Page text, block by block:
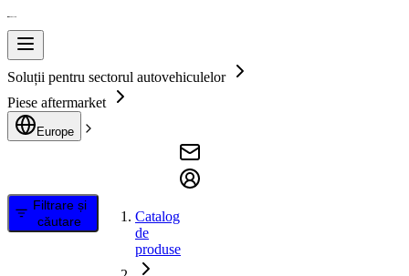
Soluții pentru sectorul autovehiculelor
Piese aftermarket
Europe
Filtrare și
căutare
Catalog
de
produse